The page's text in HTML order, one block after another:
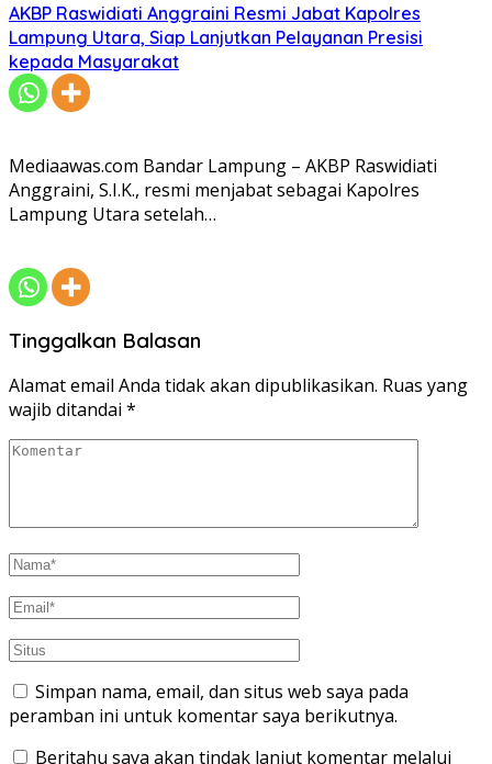
AKBP Raswidiati Anggraini Resmi Jabat Kapolres
Lampung Utara, Siap Lanjutkan Pelayanan Presisi
kepada Masyarakat
Mediaawas.com Bandar Lampung – AKBP Raswidiati
Anggraini, S.I.K., resmi menjabat sebagai Kapolres
Lampung Utara setelah…
Tinggalkan Balasan
Alamat email Anda tidak akan dipublikasikan. Ruas yang
wajib ditandai *
Simpan nama, email, dan situs web saya pada
peramban ini untuk komentar saya berikutnya.
Beritahu saya akan tindak lanjut komentar melalui